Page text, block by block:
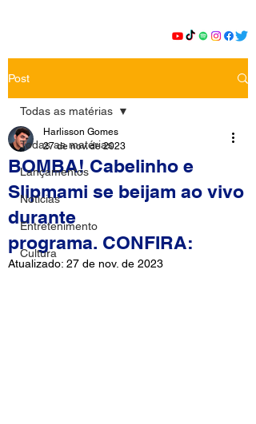
Post
Todas as matérias
Lançamentos
Notícias
Entretenimento
Cultura
Todas as matérias
BOMBA! Cabelinho e
Slipmami se beijam ao vivo
durante
programa. CONFIRA:
Harlisson Gomes
27 de nov. de 2023
Atualizado: 27 de nov. de 2023